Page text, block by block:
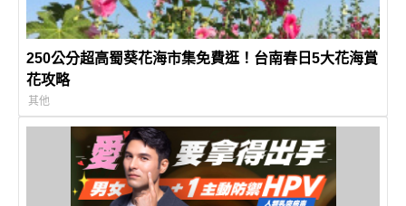
250公分超高蜀葵花海市集免費逛！台南春日5大花海賞
花攻略
其他